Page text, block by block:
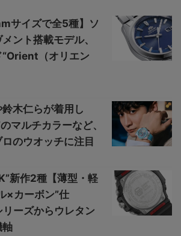
サイズで全5種】ソ
ント搭載モデル、
“Orient（オリエン
木仁らが着用し
マルチカラーなど、
のウオッチに注目
新作2種【薄型・軽
×カーボン”仕
リーズからウレタン
軸